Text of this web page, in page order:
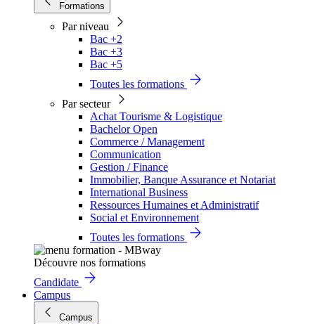
Formations
Par niveau
Bac +2
Bac +3
Bac +5
Toutes les formations
Par secteur
Achat Tourisme & Logistique
Bachelor Open
Commerce / Management
Communication
Gestion / Finance
Immobilier, Banque Assurance et Notariat
International Business
Ressources Humaines et Administratif
Social et Environnement
Toutes les formations
Découvre nos formations
Candidate
Campus
Campus